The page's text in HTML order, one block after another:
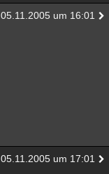
05.11.2005 um 16:01
05.11.2005 um 17:01